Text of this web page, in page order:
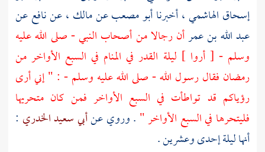
إسحاق الهاشمي، أخبرناأبو مصعبعنمالك ،عننافععن
عبد الله بن عمرأن رجالا من أصحاب النبي - صلى الله عليه
وسلم - [ أروا ] ليلة القدر في المنام في السبع الأواخر من
رمضان فقال رسول الله - صلى الله عليه وسلم - : " إني أرى
رؤياكم قد تواطأت في السبع الأواخر فمن كان متحريها
فليتحرها في السبع الأواخر " . وروي عنأبي سعيد الخدري :
أنها ليلة إحدى وعشرين .